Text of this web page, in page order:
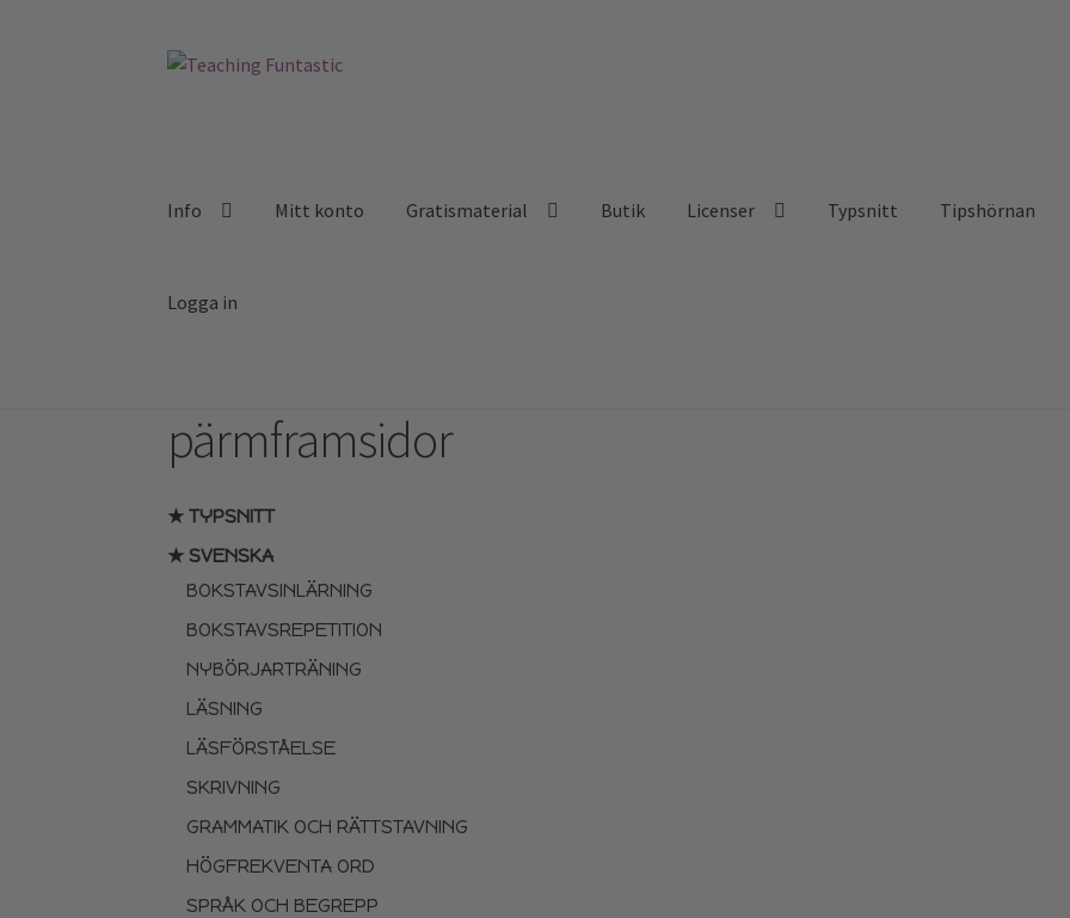
Hoppa
Gå
Info Mitt konto Gratismaterial Butik Licenser Typsnitt Tipshörnan
Logga in
pärmframsidor
★ TYPSNITT
★ SVENSKA
BOKSTAVSINLÄRNING
BOKSTAVSREPETITION
NYBÖRJARTRÄNING
LÄSNING
LÄSFÖRSTÅELSE
SKRIVNING
GRAMMATIK OCH RÄTTSTAVNING
HÖGFREKVENTA ORD
SPRÅK OCH BEGREPP